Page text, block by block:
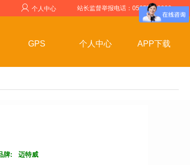
个人中心 站长监督举报电话：05357599999
GPS 个人中心 APP下载
牌: 迈特威